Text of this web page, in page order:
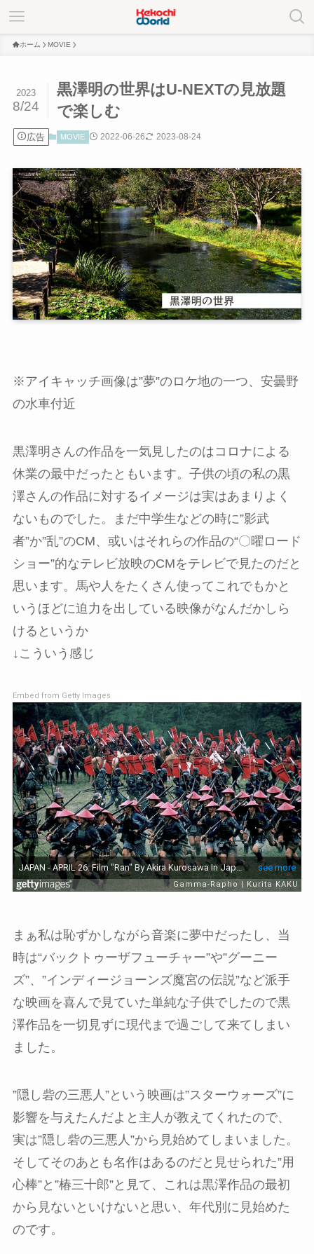
ホーム MOVIE
黒澤明の世界はU-NEXTの見放題
で楽しむ
2023
8/24
広告 MOVIE 2022-06-26 2023-08-24
※アイキャッチ画像は”夢”のロケ地の一つ、安曇野
の水車付近
黒澤明さんの作品を一気見したのはコロナによる
休業の最中だったともいます。子供の頃の私の黒
澤さんの作品に対するイメージは実はあまりよく
ないものでした。まだ中学生などの時に”影武
者”か”乱”のCM、或いはそれらの作品の“〇曜ロード
ショー”的なテレビ放映のCMをテレビで見たのだと
思います。馬や人をたくさん使ってこれでもかと
いうほどに迫力を出している映像がなんだかしら
けるというか
↓こういう感じ
Embed from Getty Images
まぁ私は恥ずかしながら音楽に夢中だったし、当
時は“バックトゥーザフューチャー”や”グーニー
ズ”、”インディージョーンズ魔宮の伝説”など派手
な映画を喜んで見ていた単純な子供でしたので黒
澤作品を一切見ずに現代まで過ごして来てしまい
ました。
”隠し砦の三悪人”という映画は”スターウォーズ”に
影響を与えたんだよと主人が教えてくれたので、
実は”隠し砦の三悪人”から見始めてしまいました。
そしてそのあとも名作はあるのだと見せられた”用
心棒”と”椿三十郎”と見て、これは黒澤作品の最初
から見ないといけないと思い、年代別に見始めた
のです。